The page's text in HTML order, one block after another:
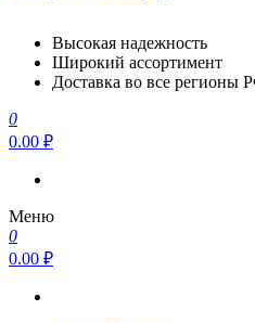
Высокая надежность
Широкий ассортимент
Доставка во все регионы
0
0.00 ₽
Меню
0
0.00 ₽